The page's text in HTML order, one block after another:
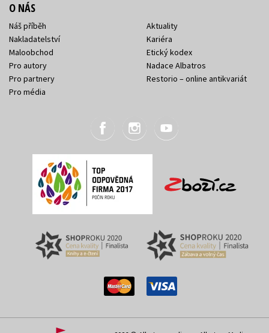
O NÁS
Náš příběh
Nakladatelství
Maloobchod
Pro autory
Pro partnery
Pro média
Aktuality
Kariéra
Etický kodex
Nadace Albatros
Restorio – online antikvariát